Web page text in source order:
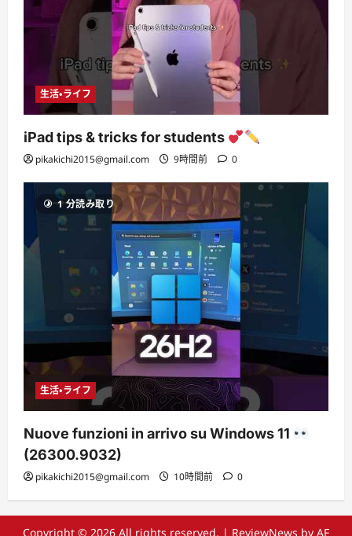
生活・ライフ
iPad tips & tricks for students
pikakichi2015@gmail.com 9時間前 0
1 分読み取り
生活・ライフ
Nuove funzioni in arrivo su Windows 11
(26300.9032)
pikakichi2015@gmail.com 10時間前 0
Copyright © 2026 All rights reserved. | ReviewNews by AF